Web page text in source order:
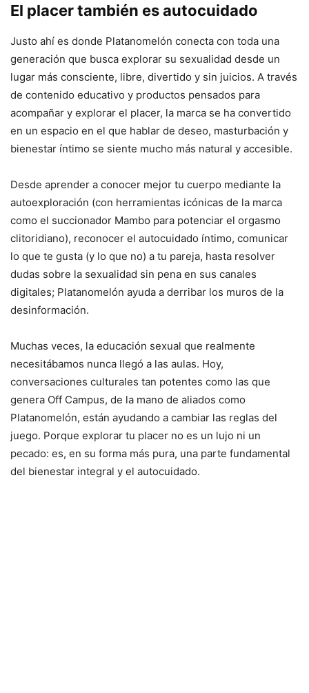
El placer también es autocuidado
Justo ahí es donde Platanomelón conecta con toda una
generación que busca explorar su sexualidad desde un
lugar más consciente, libre, divertido y sin juicios. A través
de contenido educativo y productos pensados para
acompañar y explorar el placer, la marca se ha convertido
en un espacio en el que hablar de deseo, masturbación y
bienestar íntimo se siente mucho más natural y accesible.
Desde aprender a conocer mejor tu cuerpo mediante la
autoexploración (con herramientas icónicas de la marca
como el succionador Mambo para potenciar el orgasmo
clitoridiano), reconocer el autocuidado íntimo, comunicar
lo que te gusta (y lo que no) a tu pareja, hasta resolver
dudas sobre la sexualidad sin pena en sus canales
digitales; Platanomelón ayuda a derribar los muros de la
desinformación.
Muchas veces, la educación sexual que realmente
necesitábamos nunca llegó a las aulas. Hoy,
conversaciones culturales tan potentes como las que
genera Off Campus, de la mano de aliados como
Platanomelón, están ayudando a cambiar las reglas del
juego. Porque explorar tu placer no es un lujo ni un
pecado: es, en su forma más pura, una parte fundamental
del bienestar integral y el autocuidado.